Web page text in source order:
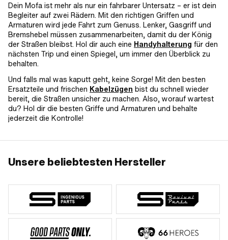
Dein Mofa ist mehr als nur ein fahrbarer Untersatz – er ist dein
Begleiter auf zwei Rädern. Mit den richtigen Griffen und
Armaturen wird jede Fahrt zum Genuss. Lenker, Gasgriff und
Bremshebel müssen zusammenarbeiten, damit du der König
der Straßen bleibst. Hol dir auch eine Handyhalterung für den
nächsten Trip und einen Spiegel, um immer den Überblick zu
behalten.
Und falls mal was kaputt geht, keine Sorge! Mit den besten
Ersatzteile und frischen Kabelzügen bist du schnell wieder
bereit, die Straßen unsicher zu machen. Also, worauf wartest
du? Hol dir die besten Griffe und Armaturen und behalte
jederzeit die Kontrolle!
Unsere beliebtesten Hersteller